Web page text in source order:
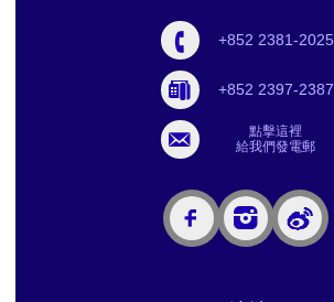
+852 2381-2025
+852 2397-2387
點擊這裡
給我們發電郵